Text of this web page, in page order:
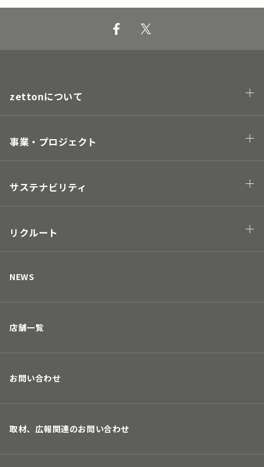
zettonについて
企業理念・トップメッセージ
事業・プロジェクト
プロジェクト
Hawaii project
サステナビリティ
街の未来につながる
人の未来につながる
リクルート
募集要項
NEWS
店舗一覧
お問い合わせ
取材、広報関連のお問い合わせ